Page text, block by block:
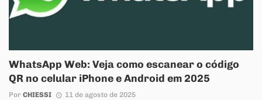
WhatsApp Web: Veja como escanear o código
QR no celular iPhone e Android em 2025
Por CHIESSI 11 de agosto de 2025